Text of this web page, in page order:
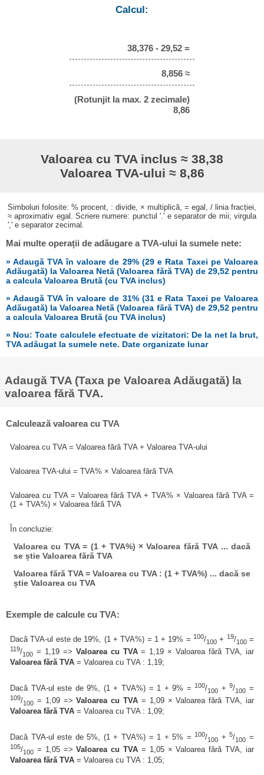
Calcul:
38,376 - 29,52 =
8,856 ≈
(Rotunjit la max. 2 zecimale)
8,86
Valoarea cu TVA inclus ≈ 38,38
Valoarea TVA-ului ≈ 8,86
Simboluri folosite: % procent, : divide, × multiplică, = egal, / linia fracției,
≈ aproximativ egal. Scriere numere: punctul '.' e separator de mii; virgula
',' e separator zecimal.
Mai multe operații de adăugare a TVA-ului la sumele nete:
» Adaugă TVA în valoare de 29% (29 e Rata Taxei pe Valoarea
Adăugată) la Valoarea Netă (Valoarea fără TVA) de 29,52 pentru
a calcula Valoarea Brută (cu TVA inclus)
» Adaugă TVA în valoare de 31% (31 e Rata Taxei pe Valoarea
Adăugată) la Valoarea Netă (Valoarea fără TVA) de 29,52 pentru
a calcula Valoarea Brută (cu TVA inclus)
» Nou: Toate calculele efectuate de vizitatori: De la net la brut,
TVA adăugat la sumele nete. Date organizate lunar
Adaugă TVA (Taxa pe Valoarea Adăugată) la
valoarea fără TVA.
Calculează valoarea cu TVA
Valoarea cu TVA = Valoarea fără TVA + Valoarea TVA-ului
Valoarea TVA-ului = TVA% × Valoarea fără TVA
Valoarea cu TVA = Valoarea fără TVA + TVA% × Valoarea fără TVA =
(1 + TVA%) × Valoarea fără TVA
În concluzie:
Valoarea cu TVA = (1 + TVA%) × Valoarea fără TVA ... dacă
se știe Valoarea fără TVA
Valoarea fără TVA = Valoarea cu TVA : (1 + TVA%) ... dacă se
știe Valoarea cu TVA
Exemple de calcule cu TVA:
Dacă TVA-ul este de 19%, (1 + TVA%) = 1 + 19% = 100/100+ 19/100=
119/100 = 1,19 => Valoarea cu TVA= 1,19 × Valoarea fără TVA, iar
Valoarea fără TVA = Valoarea cu TVA : 1,19;
Dacă TVA-ul este de 9%, (1 + TVA%) = 1 + 9% =100/100 +9/100 =
109/100 = 1,09 =>Valoarea cu TVA = 1,09 × Valoarea fără TVA, iar
Valoarea fără TVA = Valoarea cu TVA : 1,09;
Dacă TVA-ul este de 5%, (1 + TVA%) = 1 + 5% =100/100 +5/100 =
105/100 = 1,05 =>Valoarea cu TVA = 1,05 × Valoarea fără TVA, iar
Valoarea fără TVA = Valoarea cu TVA : 1,05;